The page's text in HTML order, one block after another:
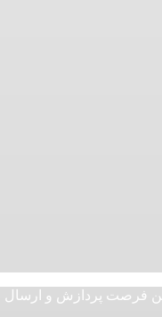
کاری در اولین فرصت پردازش